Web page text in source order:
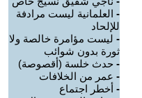
- العلمانية ليست مرادفة
للإلحاد
- ليست مؤامرة خالصة ولا
ثورة بدون شوائب
- حدث خلسة (أقصوصة)
- عمر من الخلافات
- أخطر اجتماع